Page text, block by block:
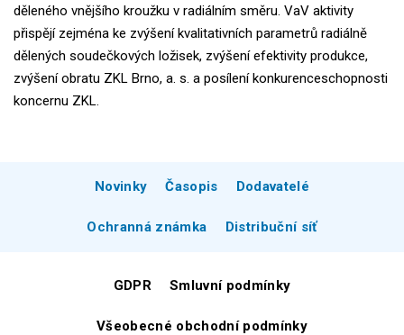
děleného vnějšího kroužku v radiálním směru. VaV aktivity
přispějí zejména ke zvýšení kvalitativních parametrů radiálně
dělených soudečkových ložisek, zvýšení efektivity produkce,
zvýšení obratu ZKL Brno, a. s. a posílení konkurenceschopnosti
koncernu ZKL.
Novinky Časopis Dodavatelé
Ochranná známka Distribuční síť
GDPR Smluvní podmínky
Všeobecné obchodní podmínky